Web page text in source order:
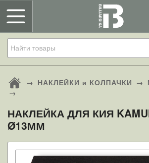
→ НАКЛЕЙКИ и КОЛПАЧКИ →
→
НАКЛЕЙКА ДЛЯ КИЯ
Ø13ММ